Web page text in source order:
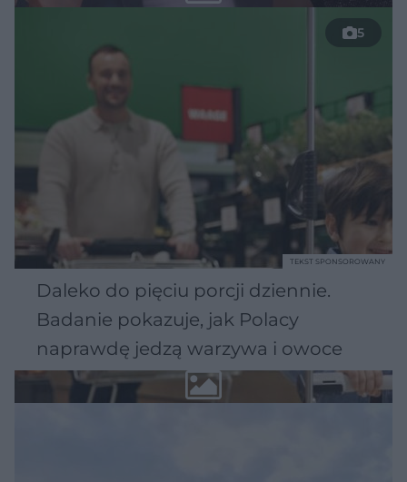
5
Daleko do pięciu porcji dziennie.
Badanie pokazuje, jak Polacy
naprawdę jedzą warzywa i owoce
TEKST SPONSOROWANY